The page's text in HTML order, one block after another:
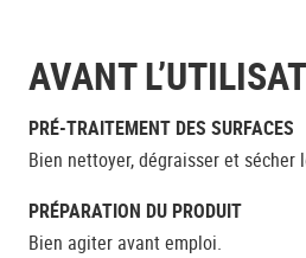
AVANT
PRÉ-TRAITEMENT DES SURFACES
Bien nettoyer, dégraisser et sécher
PRÉPARATION DU PRODUIT
Bien agiter avant emploi.